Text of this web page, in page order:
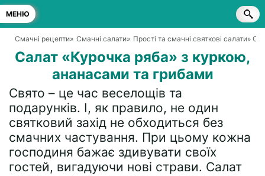
МЕНЮ
Смачні рецепти» Смачні салати» Прості та смачні святкові салати»
Салат «Курочка ряба» з куркою,
ананасами та грибами
Свято – це час веселощів та
подарунків. І, як правило, не один
святковий захід не обходиться без
смачних частування. При цьому кожна
господиня бажає здивувати своїх
гостей, вигадуючи нові страви. Салат